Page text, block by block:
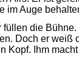
im Auge
die Bühne.
Doch er weiß
Kopf. Ihm